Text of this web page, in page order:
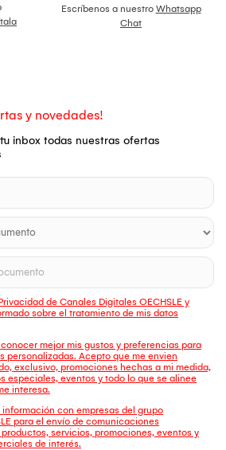
Escríbenos a nuestro Whatsapp
Chat
y novedades!
inbox todas nuestras ofertas
de Canales Digitales OECHSLE y
sobre el tratamiento de mis datos
conocer mejor mis gustos y preferencias para
personalizadas. Acepto que me envien
exclusivo, promociones hechas a mi medida,
especiales, eventos y todo lo que se alinee
interesa.
con empresas del grupo
para el envío de comunicaciones
servicios, promociones, eventos y
de interés.